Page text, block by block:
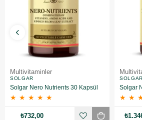
Multivitaminler
SOLGAR
Solgar Nero Nutrients 30 Kapsül
★ ★ ★ ★ ★
₺732,00
SOLGAR
★ ★